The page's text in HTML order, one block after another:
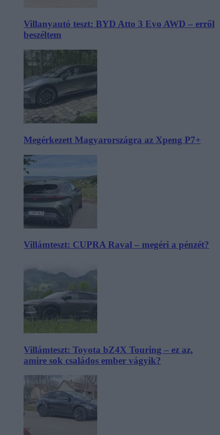
Villanyautó teszt: BYD Atto 3 Evo AWD – erről
beszéltem
Megérkezett Magyarországra az Xpeng P7+
Villámteszt: CUPRA Raval – megéri a pénzét?
Villámteszt: Toyota bZ4X Touring – ez az,
amire sok családos ember vágyik?